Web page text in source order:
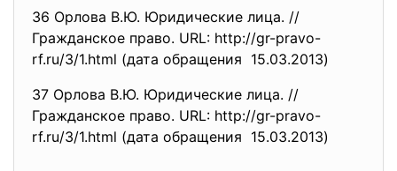
36 Орлова В.Ю. Юридические лица. //
Гражданское право. URL: http://gr-pravo-
rf.ru/3/1.html (дата обращения 15.03.2013)
37 Орлова В.Ю. Юридические лица. //
Гражданское право. URL: http://gr-pravo-
rf.ru/3/1.html (дата обращения 15.03.2013)